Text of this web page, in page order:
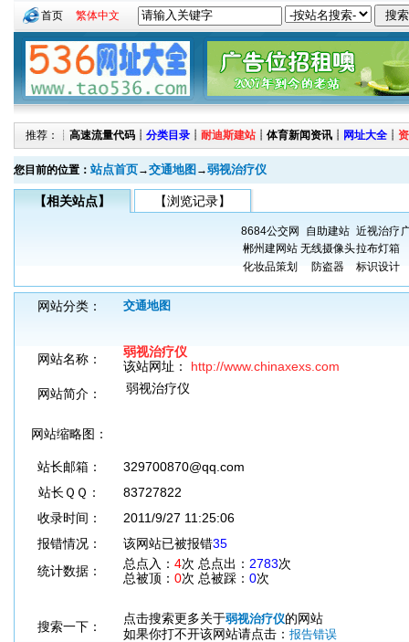
首页 繁体中文
推荐：┊ 高速流量代码 ┊ 分类目录 ┊ 耐迪斯建站 ┊ 体育新闻资讯 ┊ 网址大全 ┊
您目前的位置： 站点首页→交通地图 →弱视治疗仪
【相关站点】 【浏览记录】
8684公交网 自助建站 近视治疗
郴州建网站 无线摄像头拉布灯箱
化妆品策划
防盗器 标识设计
网站分类： 交通地图
网站名称：
弱视治疗仪
该站网址： http://www.chinaxexs.com
网站简介：
弱视治疗仪
网站缩略图：
站长邮箱：
329700870@qq.com
站长ＱＱ：
83727822
收录时间：
2011/9/27 11:25:06
报错情况：
该网站已被报错35
统计数据：
总点入： 4次 总点出： 2783次
总被顶： 0次 总被踩： 0次
搜索一下：
点击搜索更多关于弱视治疗仪的网站
如果你打不开该网站请点击： 报告错误